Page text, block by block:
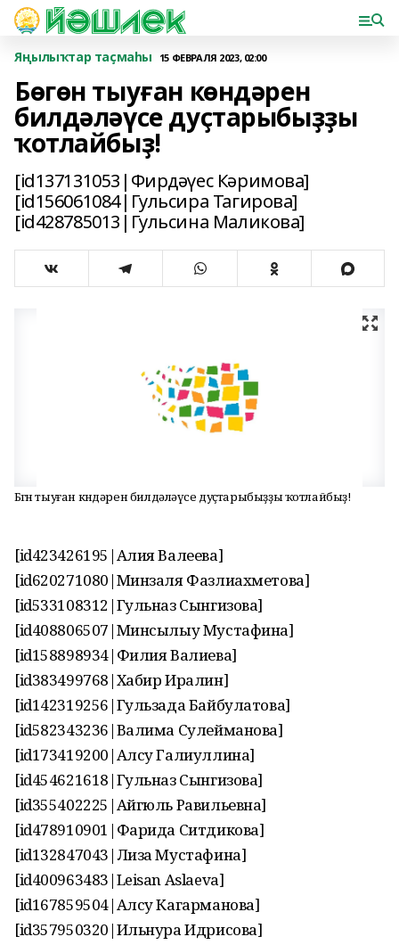
Яңылыҡтар таҫмаһы 15 ФЕВРАЛЯ 2023, 02:00
Бөгөн тыуған көндәрен
билдәләүсе дуҫтарыбыҙҙы
ҡотлайбыҙ!
[id137131053|Фирдәүес Кәримова]
[id156061084|Гульсира Тагирова]
[id428785013|Гульсина Маликова]
Бөгөн тыуған көндәрен билдәләүсе дуҫтарыбыҙҙы ҡотлайбыҙ!
[id423426195|Алия Валеева]
[id620271080|Минзаля Фазлиахметова]
[id533108312|Гульназ Сынгизова]
[id408806507|Минсылыу Мустафина]
[id158898934|Филия Валиева]
[id383499768|Хабир Иралин]
[id142319256|Гульзада Байбулатова]
[id582343236|Валима Сулейманова]
[id173419200|Алсу Галиуллина]
[id454621618|Гульназ Сынгизова]
[id355402225|Айгюль Равильевна]
[id478910901|Фарида Ситдикова]
[id132847043|Лиза Мустафина]
[id400963483|Leisan Aslaeva]
[id167859504|Алсу Кагарманова]
[id357950320|Ильнура Идрисова]